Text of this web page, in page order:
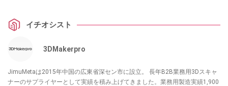
イチオシスト
3DMakerpro
JimuMetaは2015年中国の広東省深セン市に設立。 長年B2B業務用3Dスキャ
ナーのサプライヤーとして実績を積み上げてきました。業務用製造実績1,900